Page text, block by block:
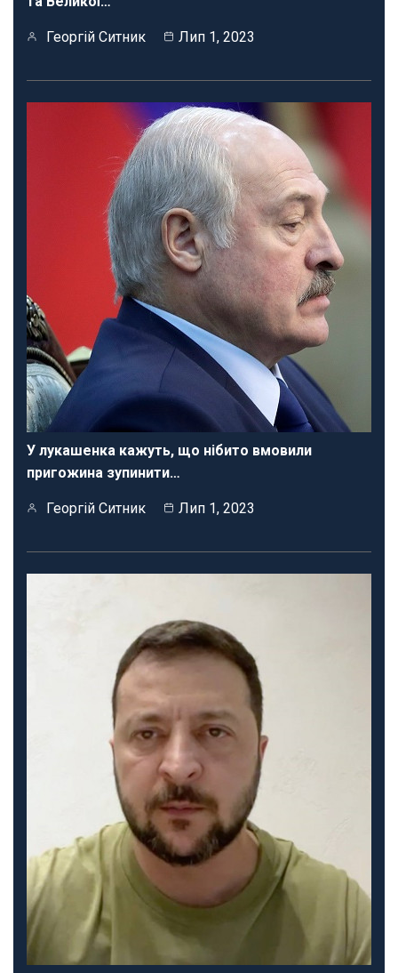
Георгій Ситник Лип 1, 2023
У лукашенка кажуть, що нібито вмовили
пригожина зупинити…
Георгій Ситник Лип 1, 2023